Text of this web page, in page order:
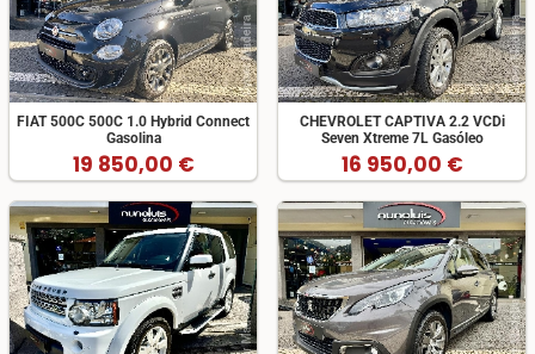
FIAT 500C 500C 1.0 Hybrid Connect
Gasolina
19 850,00 €
CHEVROLET CAPTIVA 2.2 VCDi
Seven Xtreme 7L Gasóleo
16 950,00 €